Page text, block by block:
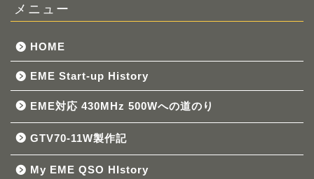
メニュー
HOME
EME Start-up History
EME対応 430MHz 500Wへの道のり
GTV70-11W製作記
My EME QSO HIstory